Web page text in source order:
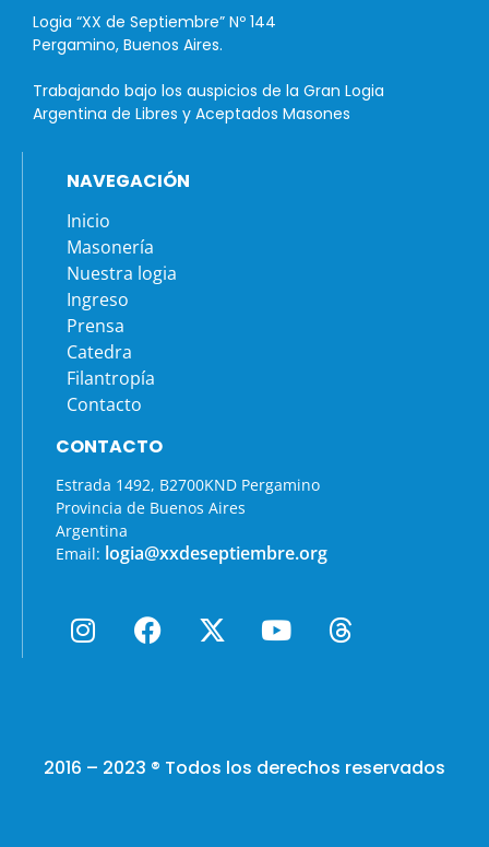
Logia “XX de Septiembre” Nº 144
Pergamino, Buenos Aires.
Trabajando bajo los auspicios de la Gran Logia
Argentina de Libres y Aceptados Masones
NAVEGACIÓN
Inicio
Masonería
Nuestra logia
Ingreso
Prensa
Catedra
Filantropía
Contacto
CONTACTO
Estrada 1492, B2700KND Pergamino
Provincia de Buenos Aires
Argentina
Email: logia@xxdeseptiembre.org
2016 – 2023 ® Todos los derechos reservados